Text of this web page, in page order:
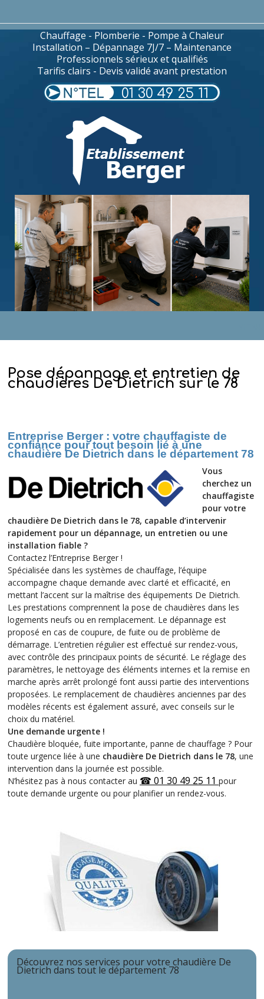
Chauffage - Plomberie - Pompe à Chaleur
Installation – Dépannage 7J/7 – Maintenance
Professionnels sérieux et qualifiés
Tarifis clairs - Devis validé avant prestation
01 30 49 25 11
Pose dépannage et entretien de
chaudières De Dietrich sur le 78
Entreprise Berger : votre chauffagiste de
confiance pour tout besoin lié à une
chaudière De Dietrich dans le département 78
Vous
cherchez un
chauffagiste
pour votre
chaudière De Dietrich dans le 78, capable d’intervenir
rapidement pour un dépannage, un entretien ou une
installation fiable ?
Contactez l’Entreprise Berger !
Spécialisée dans les systèmes de chauffage, l’équipe
accompagne chaque demande avec clarté et efficacité, en
mettant l’accent sur la maîtrise des équipements De Dietrich.
Les prestations comprennent la pose de chaudières dans les
logements neufs ou en remplacement. Le dépannage est
proposé en cas de coupure, de fuite ou de problème de
démarrage. L’entretien régulier est effectué sur rendez-vous,
avec contrôle des principaux points de sécurité. Le réglage des
paramètres, le nettoyage des éléments internes et la remise en
marche après arrêt prolongé font aussi partie des interventions
proposées. Le remplacement de chaudières anciennes par des
modèles récents est également assuré, avec conseils sur le
choix du matériel.
Une demande urgente !
Chaudière bloquée, fuite importante, panne de chauffage ? Pour
toute urgence liée à une chaudière De Dietrich dans le 78, une
intervention dans la journée est possible.
N’hésitez pas à nous contacter au ☎ 01 30 49 25 11 pour
toute demande urgente ou pour planifier un rendez-vous.
Découvrez nos services pour votre chaudière De
Dietrich dans tout le département 78